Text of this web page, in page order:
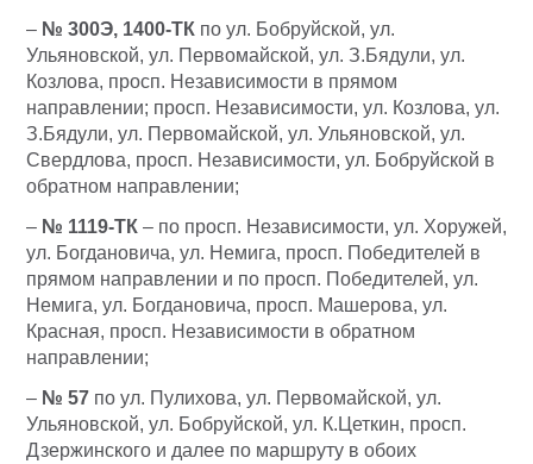
– № 300Э, 1400-ТК по ул. Бобруйской, ул.
Ульяновской, ул. Первомайской, ул. З.Бядули, ул.
Козлова, просп. Независимости в прямом
направлении; просп. Независимости, ул. Козлова, ул.
З.Бядули, ул. Первомайской, ул. Ульяновской, ул.
Свердлова, просп. Независимости, ул. Бобруйской в
обратном направлении;
– № 1119-ТК – по просп. Независимости, ул. Хоружей,
ул. Богдановича, ул. Немига, просп. Победителей в
прямом направлении и по просп. Победителей, ул.
Немига, ул. Богдановича, просп. Машерова, ул.
Красная, просп. Независимости в обратном
направлении;
– № 57 по ул. Пулихова, ул. Первомайской, ул.
Ульяновской, ул. Бобруйской, ул. К.Цеткин, просп.
Дзержинского и далее по маршруту в обоих